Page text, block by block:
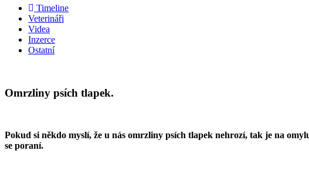
Timeline
Veterináři
Videa
Inzerce
Ostatní
Omrzliny psích tlapek.
Pokud si někdo myslí, že u nás omrzliny psích tlapek nehrozí, tak je na
se poraní.